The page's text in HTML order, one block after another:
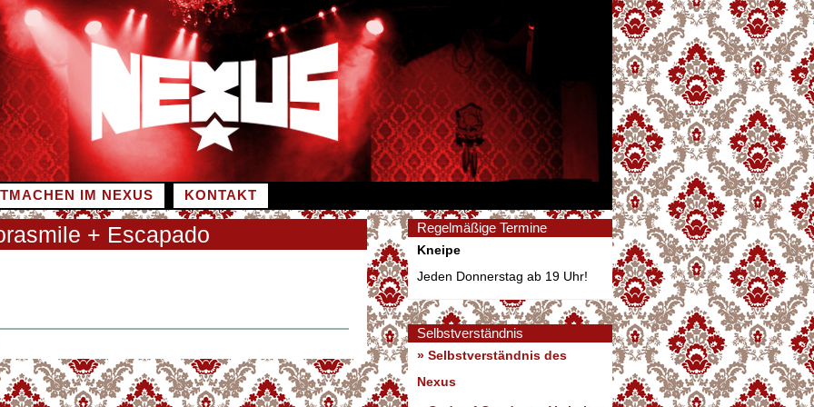
IM NEXUS KONTAKT
+ Escapado Regelmäßige Termine
Kneipe
Jeden Donnerstag ab 19 Uhr!
Selbstverständnis
» Selbstverständnis des
Nexus